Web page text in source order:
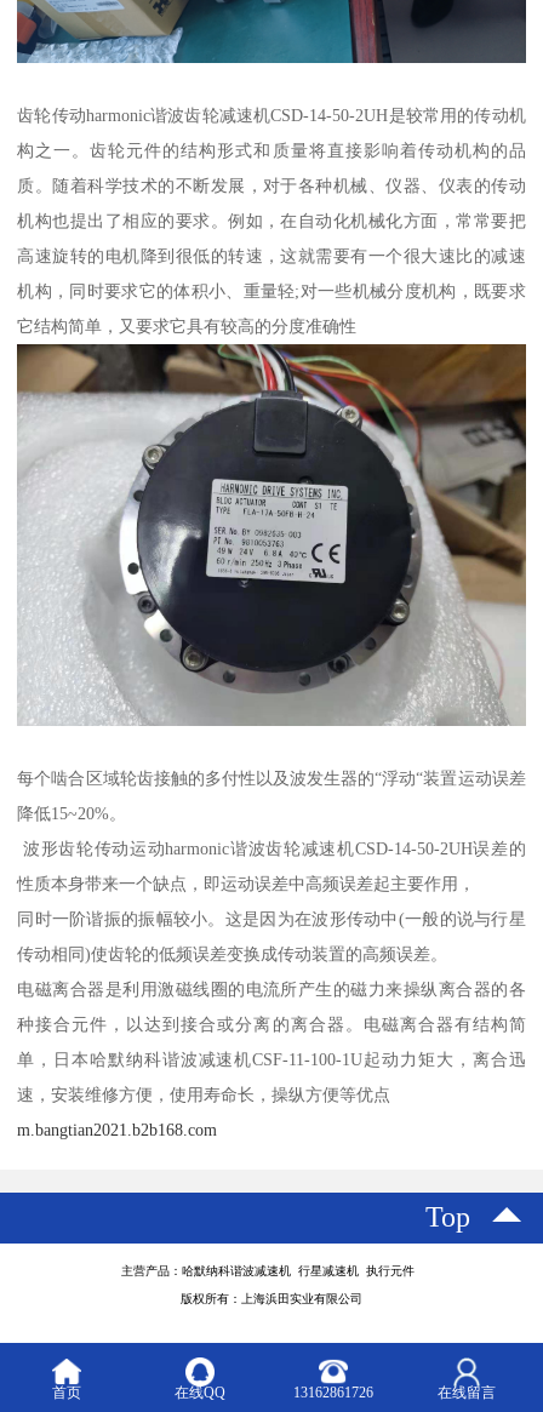
齿轮传动harmonic谐波齿轮减速机CSD-14-50-2UH是较常用的传动机
构之一。齿轮元件的结构形式和质量将直接影响着传动机构的品
质。随着科学技术的不断发展，对于各种机械、仪器、仪表的传动
机构也提出了相应的要求。例如，在自动化机械化方面，常常要把
高速旋转的电机降到很低的转速，这就需要有一个很大速比的减速
机构，同时要求它的体积小、重量轻;对一些机械分度机构，既要求
它结构简单，又要求它具有较高的分度准确性
每个啮合区域轮齿接触的多付性以及波发生器的“浮动“装置运动误差
降低15~20%。
波形齿轮传动运动harmonic谐波齿轮减速机CSD-14-50-2UH误差的
性质本身带来一个缺点，即运动误差中高频误差起主要作用，
同时一阶谐振的振幅较小。这是因为在波形传动中(一般的说与行星
传动相同)使齿轮的低频误差变换成传动装置的高频误差。
电磁离合器是利用激磁线圈的电流所产生的磁力来操纵离合器的各
种接合元件，以达到接合或分离的离合器。电磁离合器有结构简
单，日本哈默纳科谐波减速机CSF-11-100-1U起动力矩大，离合迅
速，安装维修方便，使用寿命长，操纵方便等优点
m.bangtian2021.b2b168.com
Top
主营产品：哈默纳科谐波减速机 行星减速机 执行元件
版权所有：上海浜田实业有限公司
首页 在线QQ 13162861726 在线留言